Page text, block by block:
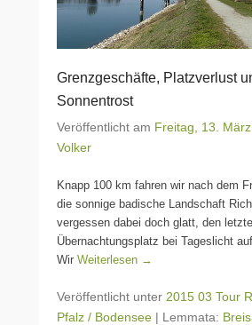
Grenzgeschäfte, Platzverlust
Sonnentrost
Veröffentlicht am Freitag, 13.
Volker
Knapp 100 km fahren wir nach dem
die sonnige badische Landschaft
vergessen dabei doch glatt, den
Übernachtungsplatz bei Tageslicht
Wir Weiterlesen →
Veröffentlicht unter 2015 03 Tour
Pfalz / Bodensee | Lemmata: